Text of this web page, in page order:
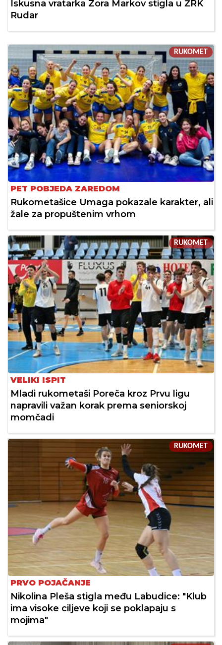
Iskusna vratarka Zora Markov stigla u ŽRK
Rudar
RUKOMET
PET POBJEDA ZAREDOM
Rukometašice Umaga pokazale karakter, ali
žale za propuštenim vrhom
RUKOMET
VELIKI ISPIT
Mladi rukometaši Poreča kroz Prvu ligu
napravili važan korak prema seniorskoj
momčadi
RUKOMET
PRVO POJAČANJE
Nikolina Pleša stigla među Labudice: "Klub
ima visoke ciljeve koji se poklapaju s
mojima"